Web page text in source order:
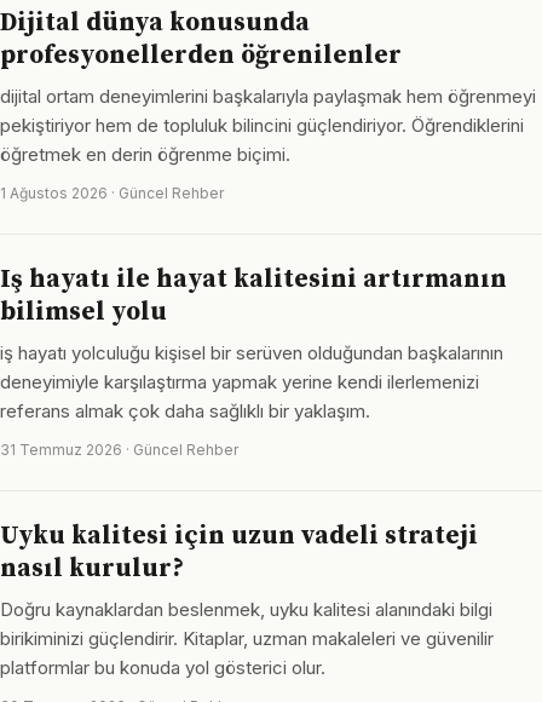
Dijital dünya konusunda
profesyonellerden öğrenilenler
dijital ortam deneyimlerini başkalarıyla paylaşmak hem öğrenmeyi
pekiştiriyor hem de topluluk bilincini güçlendiriyor. Öğrendiklerini
öğretmek en derin öğrenme biçimi.
1 Ağustos 2026 · Güncel Rehber
Iş hayatı ile hayat kalitesini artırmanın
bilimsel yolu
iş hayatı yolculuğu kişisel bir serüven olduğundan başkalarının
deneyimiyle karşılaştırma yapmak yerine kendi ilerlemenizi
referans almak çok daha sağlıklı bir yaklaşım.
31 Temmuz 2026 · Güncel Rehber
Uyku kalitesi için uzun vadeli strateji
nasıl kurulur?
Doğru kaynaklardan beslenmek, uyku kalitesi alanındaki bilgi
birikiminizi güçlendirir. Kitaplar, uzman makaleleri ve güvenilir
platformlar bu konuda yol gösterici olur.